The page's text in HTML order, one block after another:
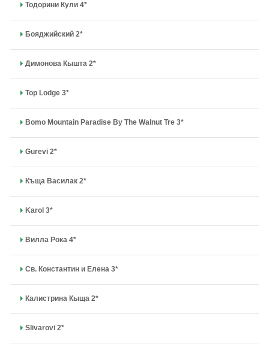
Тодорини Кули 4*
Бояджийский 2*
Димонова Кышта 2*
Top Lodge 3*
Bomo Mountain Paradise By The Walnut Tre 3*
Gurevi 2*
Къща Василак 2*
Karol 3*
Вилла Рока 4*
Св. Константин и Елена 3*
Калистрина Кыща 2*
Slivarovi 2*